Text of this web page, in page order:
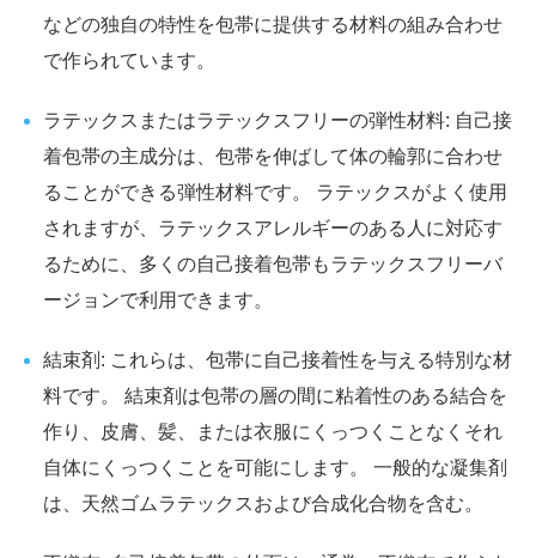
などの独自の特性を包帯に提供する材料の組み合わせ
で作られています。
ラテックスまたはラテックスフリーの弾性材料: 自己接
着包帯の主成分は、包帯を伸ばして体の輪郭に合わせ
ることができる弾性材料です。 ラテックスがよく使用
されますが、ラテックスアレルギーのある人に対応す
るために、多くの自己接着包帯もラテックスフリーバ
ージョンで利用できます。
結束剤: これらは、包帯に自己接着性を与える特別な材
料です。 結束剤は包帯の層の間に粘着性のある結合を
作り、皮膚、髪、または衣服にくっつくことなくそれ
自体にくっつくことを可能にします。 一般的な凝集剤
は、天然ゴムラテックスおよび合成化合物を含む。